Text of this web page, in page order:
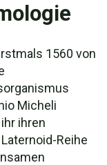
1560 von
Micheli
ihren
Reihe